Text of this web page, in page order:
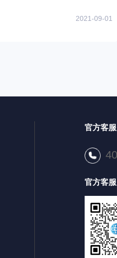
2021-09-01
官方客服
官方客服